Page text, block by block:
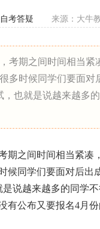
自考答疑 来源：大牛
考期之间时间相当紧
多时候同学们要面对
也就是说越来越多
期之间时间相当紧凑
候同学们要面对后出
说越来越多的同学
有公布又要报名4月